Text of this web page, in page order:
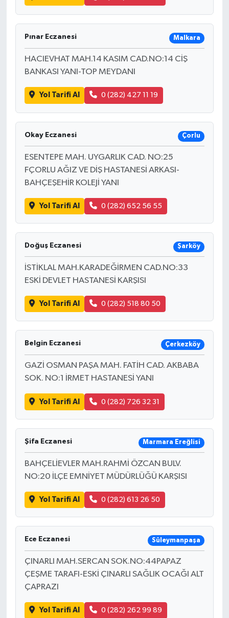
Pınar Eczanesi Malkara
HACIEVHAT MAH.14 KASIM CAD.NO:14 CİŞ
BANKASI YANI-TOP MEYDANI
Yol Tarifi Al 0 (282) 427 11 19
Okay Eczanesi Çorlu
ESENTEPE MAH. UYGARLIK CAD. NO:25
FÇORLU AĞIZ VE DİŞ HASTANESİ ARKASI-
BAHÇEŞEHİR KOLEJİ YANI
Yol Tarifi Al 0 (282) 652 56 55
Doğuş Eczanesi Şarköy
İSTİKLAL MAH.KARADEĞİRMEN CAD.NO:33
ESKİ DEVLET HASTANESİ KARŞISI
Yol Tarifi Al 0 (282) 518 80 50
Belgin Eczanesi Çerkezköy
GAZİ OSMAN PAŞA MAH. FATİH CAD. AKBABA
SOK. NO:1 İRMET HASTANESİ YANI
Yol Tarifi Al 0 (282) 726 32 31
Şifa Eczanesi Marmara Ereğlisi
BAHÇELİEVLER MAH.RAHMİ ÖZCAN BULV.
NO:20 İLÇE EMNİYET MÜDÜRLÜĞÜ KARŞISI
Yol Tarifi Al 0 (282) 613 26 50
Ece Eczanesi Süleymanpaşa
ÇINARLI MAH.SERCAN SOK.NO:44PAPAZ
ÇEŞME TARAFI-ESKİ ÇINARLI SAĞLIK OCAĞI ALT
ÇAPRAZI
Yol Tarifi Al 0 (282) 262 99 89